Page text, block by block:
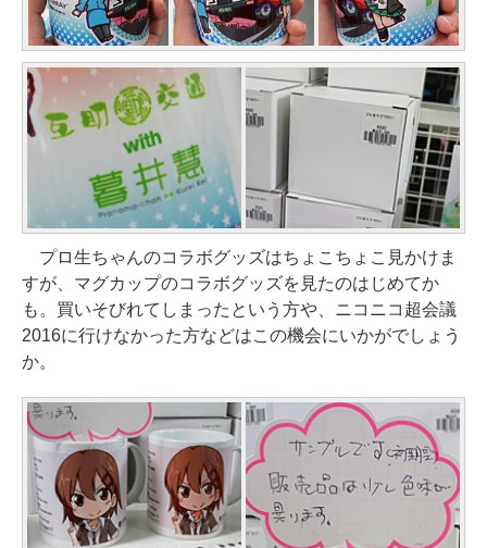
プロ生ちゃんのコラボグッズはちょこちょこ見かけま
すが、マグカップのコラボグッズを見たのはじめてか
も。買いそびれてしまったという方や、ニコニコ超会議
2016に行けなかった方などはこの機会にいかがでしょう
か。